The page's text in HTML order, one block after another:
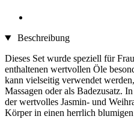
Beschreibung
Dieses Set wurde speziell für
enthaltenen wertvollen Öle
kann vielseitig verwendet
Massagen oder als Badezusatz.
der wertvolles Jasmin- und
Körper in einen herrlich